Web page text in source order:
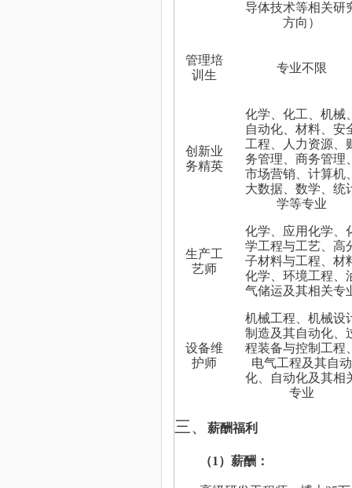
导体技术等相关研
方向 ）
管理培
训生
专业不限
创新业
务精英
化学、化工、 机械
自动化、 材料、安
工程、人力资源、
务管理、商务管理
市场营销、计算机
大数据、数学、统
学等专业
生产工
艺师
化学、应用化学、
学工程与工艺、高
子材料与工程、材
化学、 环境工程、
气储运及其相关专
设备维
护师
机械工程、机械设
制造及其自动化、
程装备与控制工程
电气工程及其自动
化、自动化及其相
专业
三、 薪酬福利
（1 ） 薪酬：